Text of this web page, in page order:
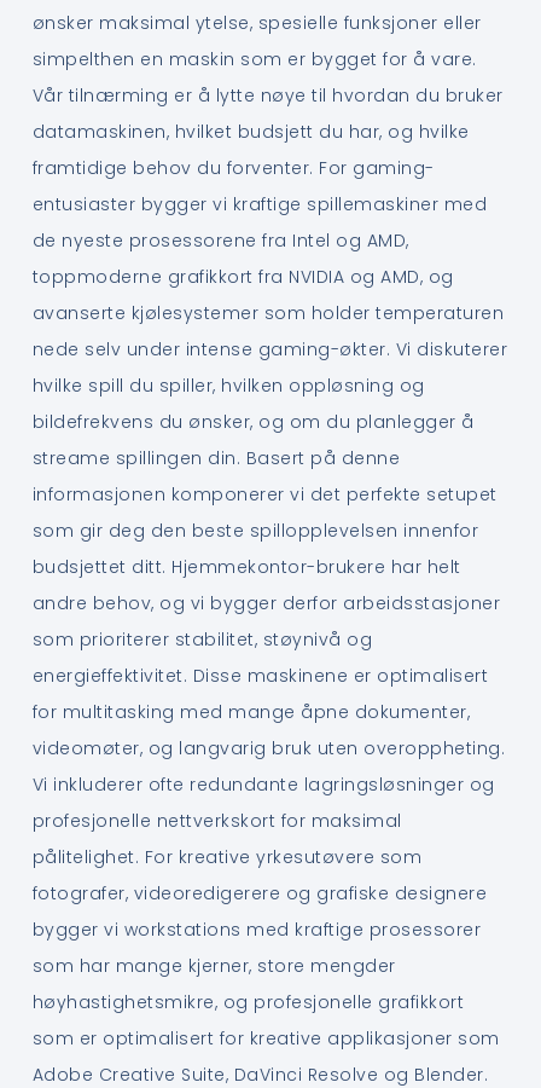
ønsker maksimal ytelse, spesielle funksjoner eller
simpelthen en maskin som er bygget for å vare.
Vår tilnærming er å lytte nøye til hvordan du bruker
datamaskinen, hvilket budsjett du har, og hvilke
framtidige behov du forventer. For gaming-
entusiaster bygger vi kraftige spillemaskiner med
de nyeste prosessorene fra Intel og AMD,
toppmoderne grafikkort fra NVIDIA og AMD, og
avanserte kjølesystemer som holder temperaturen
nede selv under intense gaming-økter. Vi diskuterer
hvilke spill du spiller, hvilken oppløsning og
bildefrekvens du ønsker, og om du planlegger å
streame spillingen din. Basert på denne
informasjonen komponerer vi det perfekte setupet
som gir deg den beste spillopplevelsen innenfor
budsjettet ditt. Hjemmekontor-brukere har helt
andre behov, og vi bygger derfor arbeidsstasjoner
som prioriterer stabilitet, støynivå og
energieffektivitet. Disse maskinene er optimalisert
for multitasking med mange åpne dokumenter,
videomøter, og langvarig bruk uten overoppheting.
Vi inkluderer ofte redundante lagringsløsninger og
profesjonelle nettverkskort for maksimal
pålitelighet. For kreative yrkesutøvere som
fotografer, videoredigerere og grafiske designere
bygger vi workstations med kraftige prosessorer
som har mange kjerner, store mengder
høyhastighetsmikre, og profesjonelle grafikkort
som er optimalisert for kreative applikasjoner som
Adobe Creative Suite, DaVinci Resolve og Blender.